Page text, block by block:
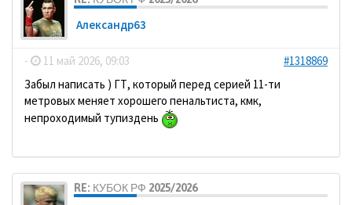
Александр63
- 11 май 2026, 09:03
#1318869
Забыл написать ) ГТ, который перед серией 11-ти
метровых меняет хорошего пенальтиста, кмк,
непроходимый тупиздень
RE: КУБОК РФ 2025/2026